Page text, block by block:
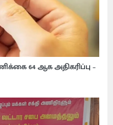
64 ஆக அதிகரிப்பு –